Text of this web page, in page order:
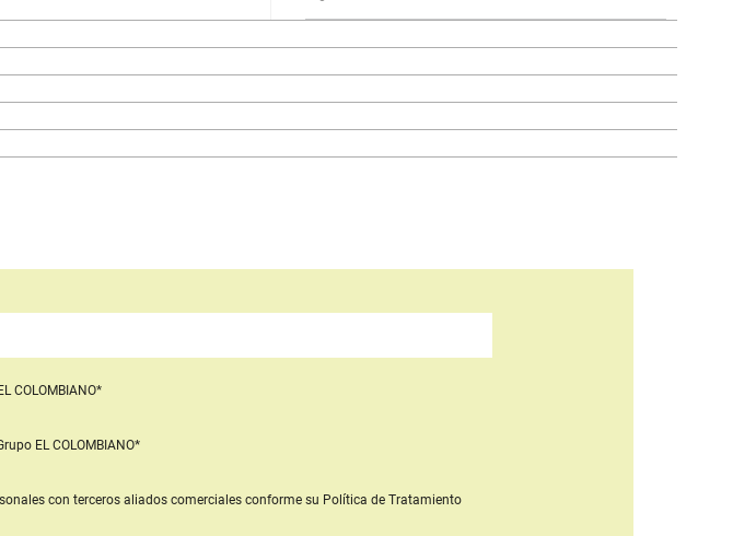
COLOMBIANO*
EL COLOMBIANO*
con terceros aliados comercialesconforme su Política de Tratamiento